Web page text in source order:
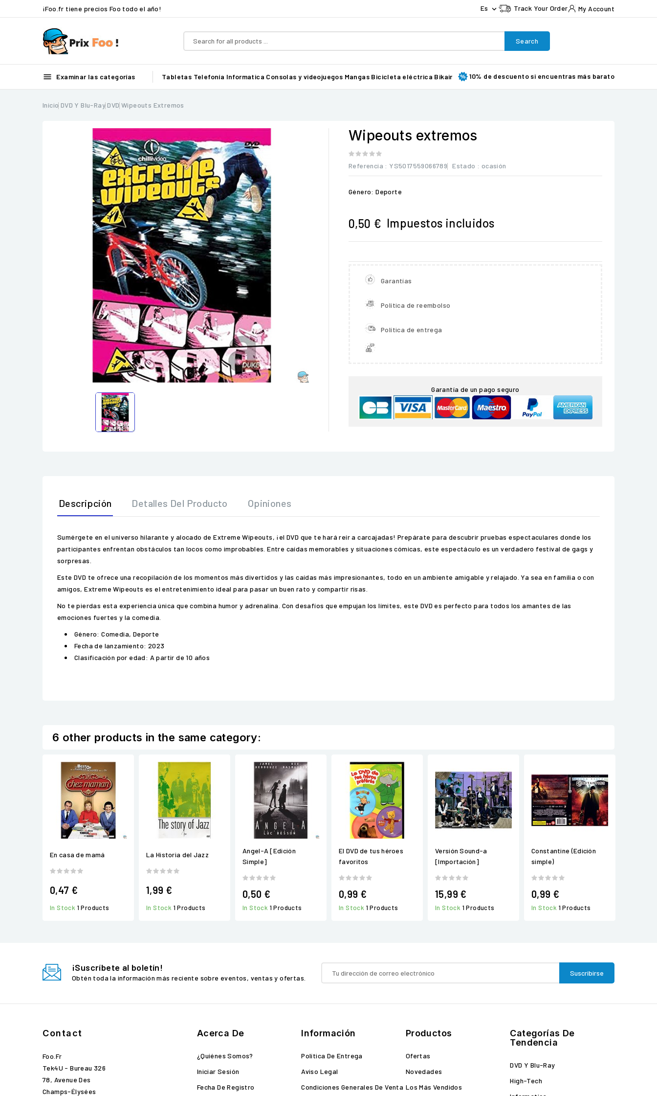
¡Foo.fr tiene precios Foo todo el año! Es  Track Your Order My Account
Search
 Examinar las categorías Tabletas Telefonía Informatica Consolas y videojuegos Mangas Bicicleta eléctrica Bikair 10% de descuento si encuentras más barato
Inicio DVD Y Blu-Ray DVD Wipeouts Extremos

Wipeouts extremos
Referencia : YS5017559066789 Estado : ocasión
Género: Deporte
0,50 € Impuestos incluidos
Garantías
Política de reembolso
Política de entrega
Garantía de un pago seguro
Descripción Detalles Del Producto Opiniones
Sumérgete en el universo hilarante y alocado de Extreme Wipeouts, ¡el DVD que te hará reír a carcajadas! Prepárate para descubrir pruebas espectaculares donde los
participantes enfrentan obstáculos tan locos como improbables. Entre caídas memorables y situaciones cómicas, este espectáculo es un verdadero festival de gags y
sorpresas.
Este DVD te ofrece una recopilación de los momentos más divertidos y las caídas más impresionantes, todo en un ambiente amigable y relajado. Ya sea en familia o con
amigos, Extreme Wipeouts es el entretenimiento ideal para pasar un buen rato y compartir risas.
No te pierdas esta experiencia única que combina humor y adrenalina. Con desafíos que empujan los límites, este DVD es perfecto para todos los amantes de las
emociones fuertes y la comedia.
Género: Comedia, Deporte
Fecha de lanzamiento: 2023
Clasificación por edad: A partir de 10 años
6 other products in the same category:
En casa de mamá
0,47 €
In Stock 1 Products
La Historia del Jazz
1,99 €
In Stock 1 Products
Angel-A [Edición
Simple]
0,50 €
In Stock 1 Products
El DVD de tus héroes
favoritos
0,99 €
In Stock 1 Products
Versión Sound-a
[Importación]
15,99 €
In Stock 1 Products
Constantine (Edición
simple)
0,99 €
In Stock 1 Products
¡Suscríbete al boletín!
Obtén toda la información más reciente sobre eventos, ventas y ofertas.
Contact
Foo.fr
Tek4U - Bureau 326
78, Avenue Des
Champs-Élysées
Acerca De
¿Quiénes Somos?
Iniciar Sesión
Fecha De Registro
Información
Política De Entrega
Aviso Legal
Condiciones Generales De Venta
Productos
Ofertas
Novedades
Los Más Vendidos
Categorías De
Tendencia
DVD Y Blu-Ray
High-Tech